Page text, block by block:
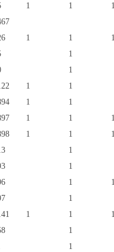
1 1
1 1
1
1
1
1
1
1
1 1
1 1
1
1
1
1
1 1
1
1